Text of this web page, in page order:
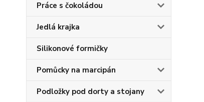
Práce s čokoládou
Jedlá krajka
Silikonové formičky
Pomůcky na marcipán
Podložky pod dorty a stojany